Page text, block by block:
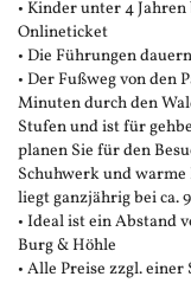
• Kinder unter 4
Onlineticket
• Die Führungen
• Der Fußweg von den
Minuten durch den
Stufen und ist für
planen Sie für den
Schuhwerk und
liegt ganzjährig bei ca.
• Ideal ist ein Abstand
Burg & Höhle
• Alle Preise zzgl.